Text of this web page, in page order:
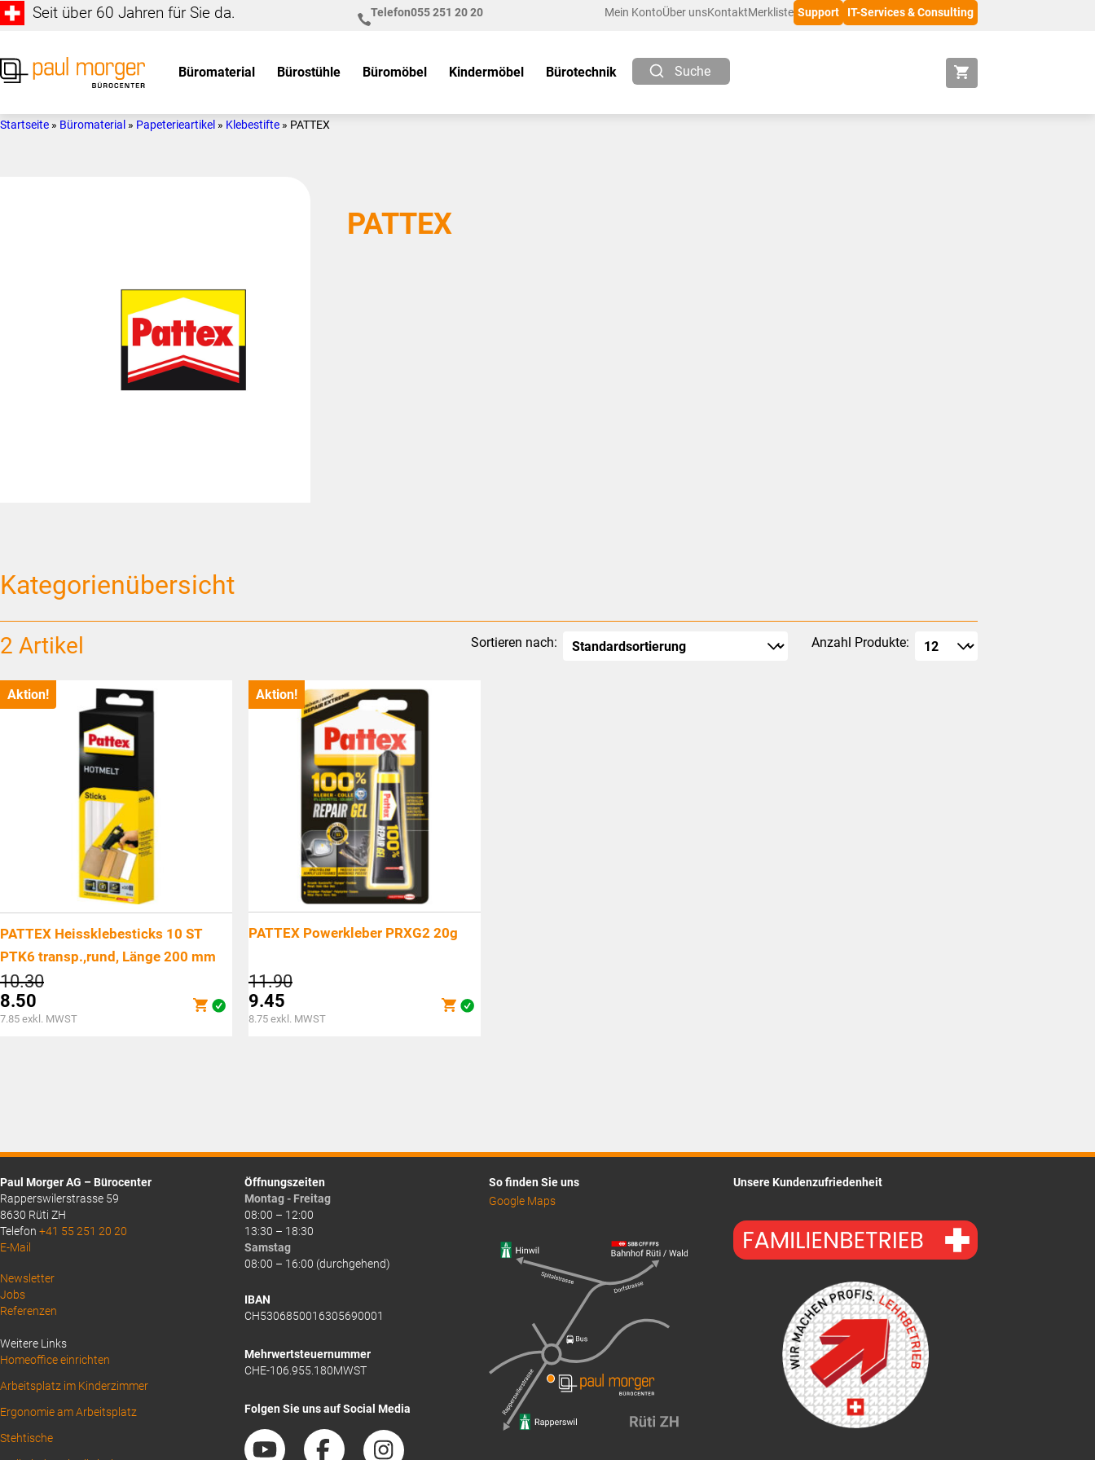
Zur
springen
Skip
main
Seit über 60 Jahren für Sie da. Telefon055 251 20 20 Mein KontoÜber unsKontaktMerkliste Support IT-Services & Consulting
Morger
individuell
Büromaterial Bürostühle Büromöbel Kindermöbel Bürotechnik Suche
Startseite » Büromaterial » Papeterieartikel » Klebestifte » PATTEX
PATTEX
Kategorienübersicht
2 Artikel Sortieren nach: Anzahl Produkte:
Aktion!
PATTEX Heissklebesticks 10 ST
PTK6 transp.,rund, Länge 200 mm
10.30Ursprünglicher
war:
8.50
Aktueller
7.85 exkl. MWST
Aktion!
PATTEX Powerkleber PRXG2 20g
11.90Ursprünglicher
war:
9.45
Aktueller
8.75 exkl. MWST
Paul Morger AG – Bürocenter
Rapperswilerstrasse 59
8630 Rüti ZH
Telefon +41 55 251 20 20
E-Mail
Above
Footer
Newsletter
Jobs
Referenzen
Weitere Links
Homeoffice einrichten
Arbeitsplatz im Kinderzimmer
Ergonomie am Arbeitsplatz
Stehtische
Öffnungszeiten
Montag - Freitag
08:00 – 12:00
13:30 – 18:30
Samstag
08:00 – 16:00 (durchgehend)
IBAN
CH5306850016305690001
Mehrwertsteuernummer
CHE-106.955.180MWST
Folgen Sie uns auf Social Media
So finden Sie uns
Google Maps
Unsere Kundenzufriedenheit